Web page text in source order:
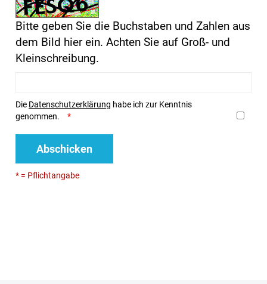
Bitte geben Sie die Buchstaben und Zahlen aus
dem Bild hier ein. Achten Sie auf Groß- und
Kleinschreibung.
Die Datenschutzerklärung habe ich zur Kenntnis
genommen.
Abschicken
* = Pflichtangabe